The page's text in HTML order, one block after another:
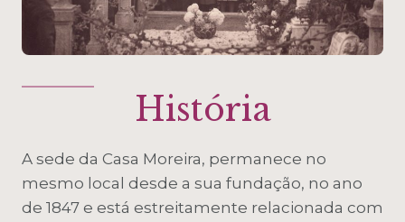
História
A sede da Casa Moreira, permanece no
mesmo local desde a sua fundação, no ano
de 1847 e está estreitamente relacionada com